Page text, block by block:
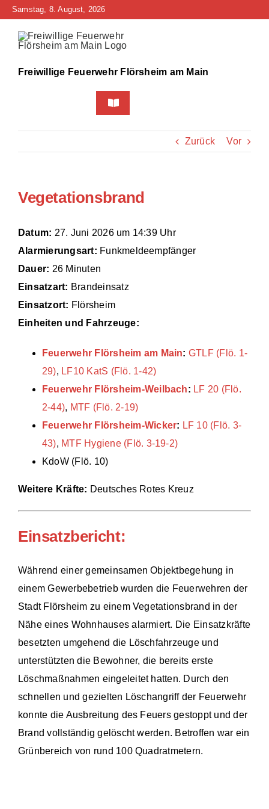
Zum
springen
Samstag, 8. August, 2026
Freiwillige Feuerwehr Flörsheim am Main
Toggle
Navigation
Home
Bürgerinfo
Über uns
Technik
Zurück Vor
Vegetationsbrand
Datum: 27. Juni 2026 um 14:39 Uhr
Alarmierungsart: Funkmeldeempfänger
Dauer: 26 Minuten
Einsatzart: Brandeinsatz
Einsatzort: Flörsheim
Einheiten und Fahrzeuge:
Feuerwehr Flörsheim am Main: GTLF (Flö. 1-
29), LF10 KatS (Flö. 1-42)
Feuerwehr Flörsheim-Weilbach: LF 20 (Flö.
2-44), MTF (Flö. 2-19)
Feuerwehr Flörsheim-Wicker: LF 10 (Flö. 3-
43), MTF Hygiene (Flö. 3-19-2)
KdoW (Flö. 10)
Weitere Kräfte: Deutsches Rotes Kreuz
Einsatzbericht:
Während einer gemeinsamen Objektbegehung in
einem Gewerbebetrieb wurden die Feuerwehren der
Stadt Flörsheim zu einem Vegetationsbrand in der
Nähe eines Wohnhauses alarmiert. Die Einsatzkräfte
besetzten umgehend die Löschfahrzeuge und
unterstützten die Bewohner, die bereits erste
Löschmaßnahmen eingeleitet hatten. Durch den
schnellen und gezielten Löschangriff der Feuerwehr
konnte die Ausbreitung des Feuers gestoppt und der
Brand vollständig gelöscht werden. Betroffen war ein
Grünbereich von rund 100 Quadratmetern.